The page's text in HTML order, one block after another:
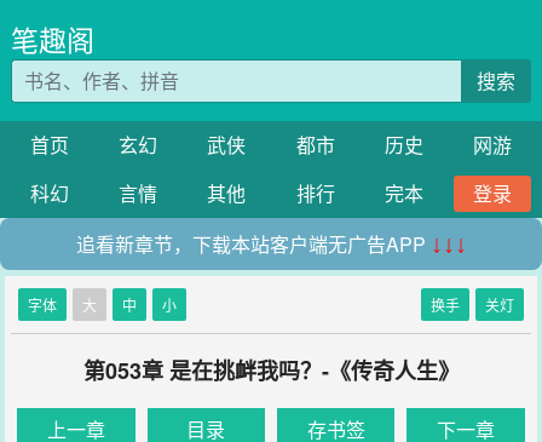
笔趣阁
搜索
首页 玄幻 武侠 都市 历史
网游
科幻
言情 其他 排行 完本
登录
追看新章节，下载本站客户端无广告APP ↓↓↓
字体 大 中 小 换手 关灯
第053章 是在挑衅我吗？-《传奇人生》
上一章 目录 存书签 下一章